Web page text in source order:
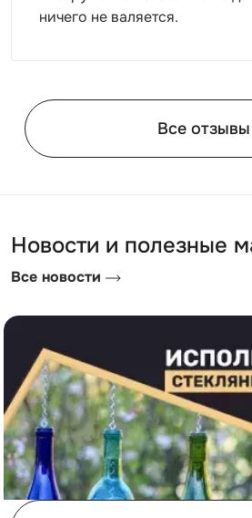
ничего не валяется.
Все отзывы
Новости и полезные
Все новости